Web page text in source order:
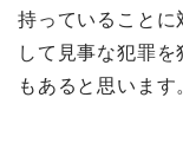
持っていること
して見事な犯罪
もあると思います